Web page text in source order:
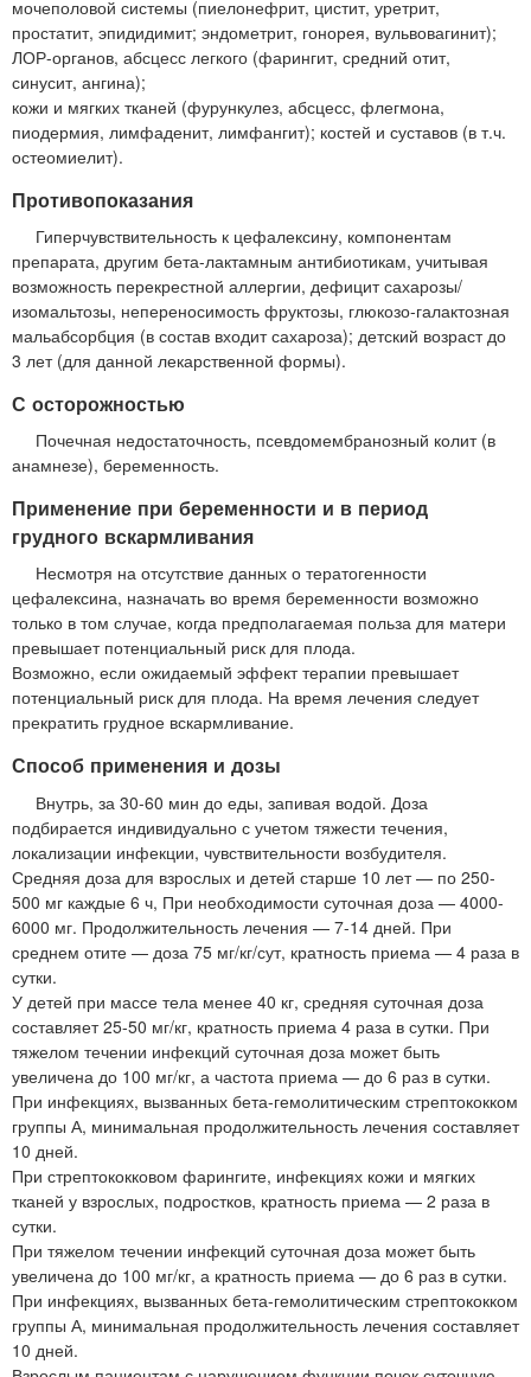
мочеполовой системы (пиелонефрит, цистит, уретрит,
простатит, эпидидимит; эндометрит, гонорея, вульвовагинит);
ЛОР-органов, абсцесс легкого (фарингит, средний отит,
синусит, ангина);
кожи и мягких тканей (фурункулез, абсцесс, флегмона,
пиодермия, лимфаденит, лимфангит); костей и суставов (в т.ч.
остеомиелит).
Противопоказания
Гиперчувствительность к цефалексину, компонентам
препарата, другим бета-лактамным антибиотикам, учитывая
возможность перекрестной аллергии, дефицит сахарозы/
изомальтозы, непереносимость фруктозы, глюкозо-галактозная
мальабсорбция (в состав входит сахароза); детский возраст до
3 лет (для данной лекарственной формы).
С осторожностью
Почечная недостаточность, псевдомембранозный колит (в
анамнезе), беременность.
Применение при беременности и в период
грудного вскармливания
Несмотря на отсутствие данных о тератогенности
цефалексина, назначать во время беременности возможно
только в том случае, когда предполагаемая польза для матери
превышает потенциальный риск для плода.
Возможно, если ожидаемый эффект терапии превышает
потенциальный риск для плода. На время лечения следует
прекратить грудное вскармливание.
Способ применения и дозы
Внутрь, за 30-60 мин до еды, запивая водой. Доза
подбирается индивидуально с учетом тяжести течения,
локализации инфекции, чувствительности возбудителя.
Средняя доза для взрослых и детей старше 10 лет — по 250-
500 мг каждые 6 ч, При необходимости суточная доза — 4000-
6000 мг. Продолжительность лечения — 7-14 дней. При
среднем отите — доза 75 мг/кг/сут, кратность приема — 4 раза в
сутки.
У детей при массе тела менее 40 кг, средняя суточная доза
составляет 25-50 мг/кг, кратность приема 4 раза в сутки. При
тяжелом течении инфекций суточная доза может быть
увеличена до 100 мг/кг, а частота приема — до 6 раз в сутки.
При инфекциях, вызванных бета-гемолитическим стрептококком
группы А, минимальная продолжительность лечения составляет
10 дней.
При стрептококковом фарингите, инфекциях кожи и мягких
тканей у взрослых, подростков, кратность приема — 2 раза в
сутки.
При тяжелом течении инфекций суточная доза может быть
увеличена до 100 мг/кг, а кратность приема — до 6 раз в сутки.
При инфекциях, вызванных бета-гемолитическим стрептококком
группы А, минимальная продолжительность лечения составляет
10 дней.